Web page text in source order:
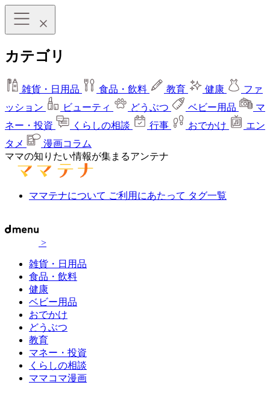
カテゴリ
雑貨・日用品 食品・飲料 教育 健康
ファ
ッション
ビューティ どうぶつ ベビー用品
マ
ネー・投資
くらしの相談 行事 おでかけ
エン
タメ
漫画コラム
ママの知りたい情報が集まるアンテナ
ママテナについて ご利用にあたって タグ一覧
>
雑貨・日用品
食品・飲料
健康
ベビー用品
おでかけ
どうぶつ
教育
マネー・投資
くらしの相談
ママコマ漫画